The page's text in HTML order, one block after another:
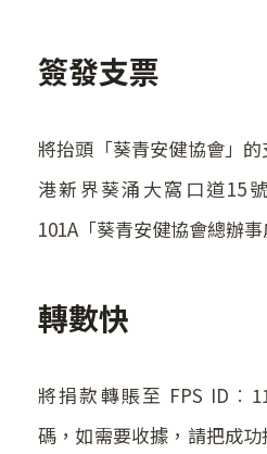
簽發支票
將抬頭「葵青安健協會」
港新界葵涌大窩口道15
101A「葵青安健協會總辦事
轉數快
將捐款轉賬至 FPS
碼，如需要收據，請把成